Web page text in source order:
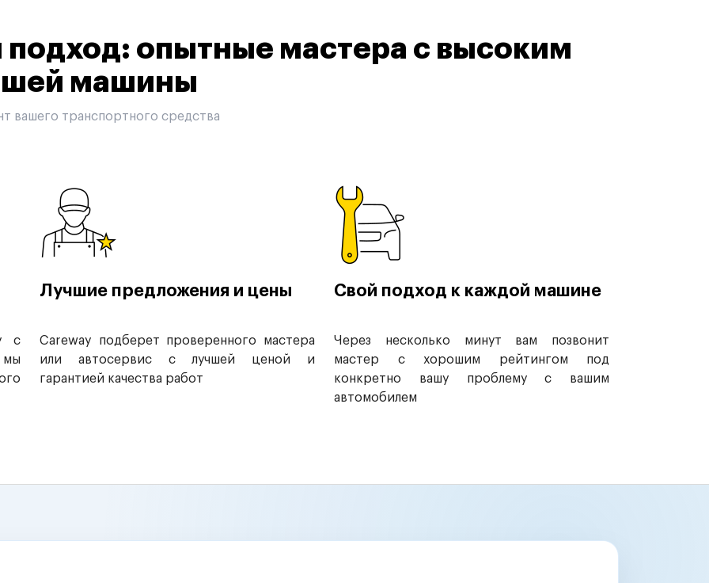
опытные мастера с высоким
машины
вашего транспортного средства
с
мы
Лучшие предложения и цены
Careway подберет проверенного мастера
или автосервис с лучшей ценой и
гарантией качества работ
Свой подход к каждой машине
Через несколько минут вам позвонит
мастер с хорошим рейтингом под
конкретно вашу проблему с вашим
автомобилем